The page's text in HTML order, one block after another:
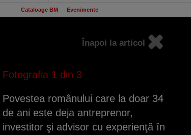
Cataloage BM Evenimente
Înapoi la articol
Fotografia 1 din 3
Povestea românului care la doar 34
de ani este deja antreprenor,
investitor şi advisor cu experienţă în